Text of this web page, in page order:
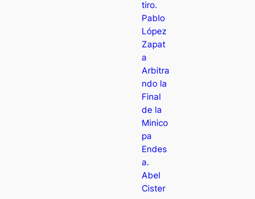
tiro.
Pablo
López
Zapat
a
Arbitra
ndo la
Final
de la
Minico
pa
Endes
a.
Abel
Cister